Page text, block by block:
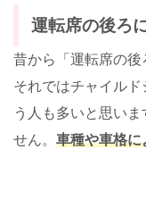
運転席の後ろ
昔から「運転席の後
それではチャイル
う人も多いと思い
せん。 車種や車格に